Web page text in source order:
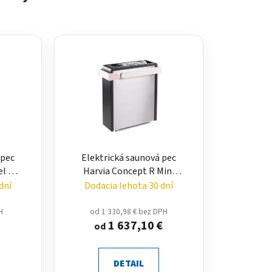
–
20
Elektrická saunová pec
Harvia Concept R Mini
Combi – podlahová pec
Dodacia lehota 30 dní
od 1 330,98 € bez DPH
od 1 637,10 €
DETAIL